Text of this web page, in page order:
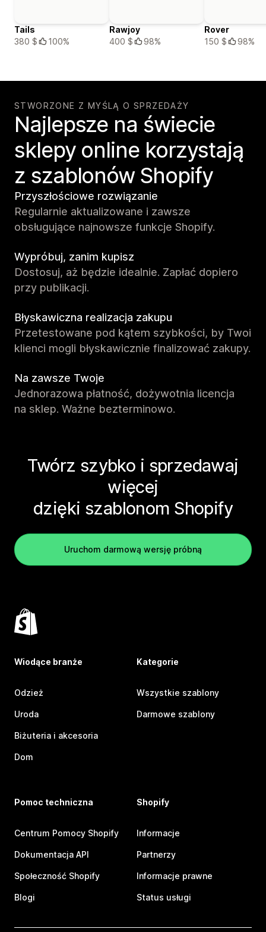
Tails
380 $
100%
Rawjoy
400 $
98%
Rover
150 $
98%
STWORZONE Z MYŚLĄ O SPRZEDAŻY
Najlepsze na świecie
sklepy online korzystają
z szablonów Shopify
Przyszłościowe rozwiązanie
Regularnie aktualizowane i zawsze
obsługujące najnowsze funkcje Shopify.
Wypróbuj, zanim kupisz
Dostosuj, aż będzie idealnie. Zapłać dopiero
przy publikacji.
Błyskawiczna realizacja zakupu
Przetestowane pod kątem szybkości, by Twoi
klienci mogli błyskawicznie finalizować zakupy.
Na zawsze Twoje
Jednorazowa płatność, dożywotnia licencja
na sklep. Ważne bezterminowo.
Twórz szybko i sprzedawaj
więcej
dzięki szablonom Shopify
Uruchom darmową wersję próbną
Wiodące branże
Odzież
Uroda
Biżuteria i akcesoria
Dom
Kategorie
Wszystkie szablony
Darmowe szablony
Pomoc techniczna
Centrum Pomocy Shopify
Dokumentacja API
Społeczność Shopify
Blogi
Shopify
Informacje
Partnerzy
Informacje prawne
Status usługi